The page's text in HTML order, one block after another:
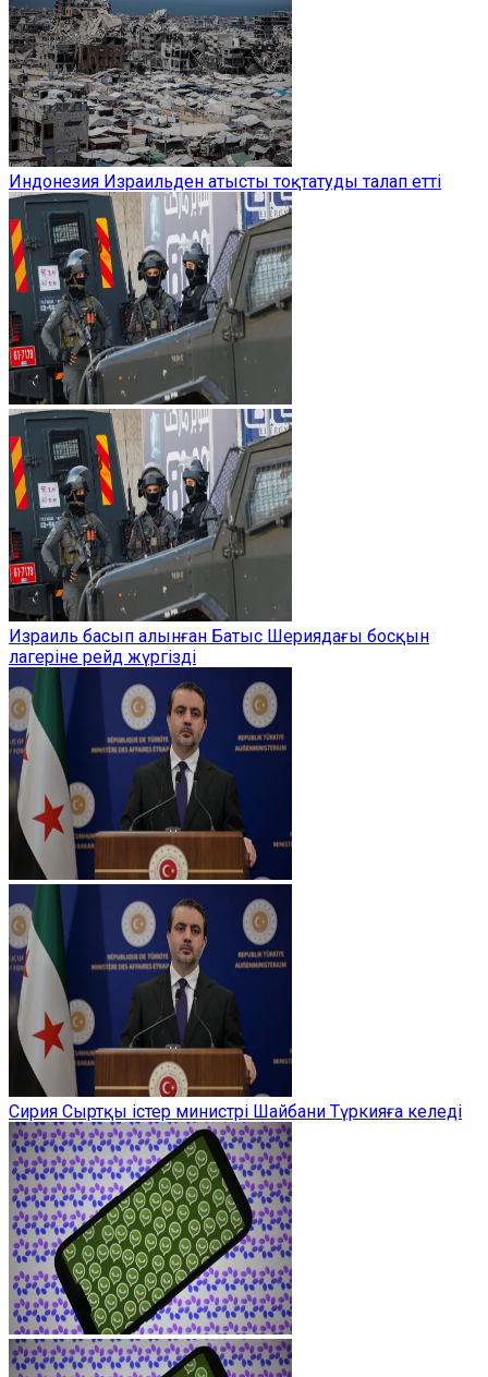
Индонезия Израильден атысты тоқтатуды талап етті
Израиль басып алынған Батыс Шериядағы босқын
лагеріне рейд жүргізді
Сирия Сыртқы істер министрі Шайбани Түркияға келеді